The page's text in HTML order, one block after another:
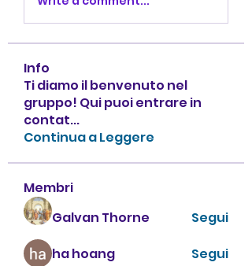
Info
Ti diamo il benvenuto nel
gruppo! Qui puoi entrare in
contat...
Continua a Leggere
Membri
Galvan Thorne
Segui
ha hoang
Segui